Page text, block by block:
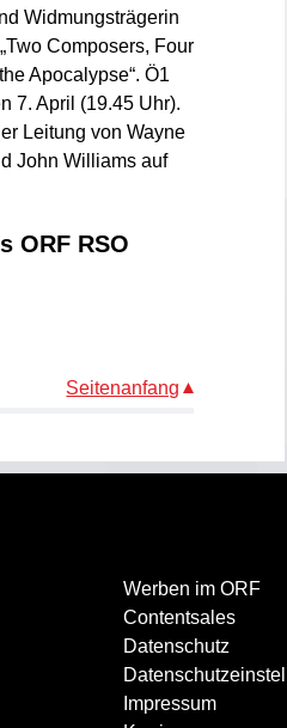
Widmungsträgerin
Composers, Four
Apocalypse“. Ö1
7. April (19.45 Uhr).
Leitung von Wayne
John Williams auf
ORF RSO
Seitenanfang
Werben im ORF
Contentsales
Datenschutz
Impressum